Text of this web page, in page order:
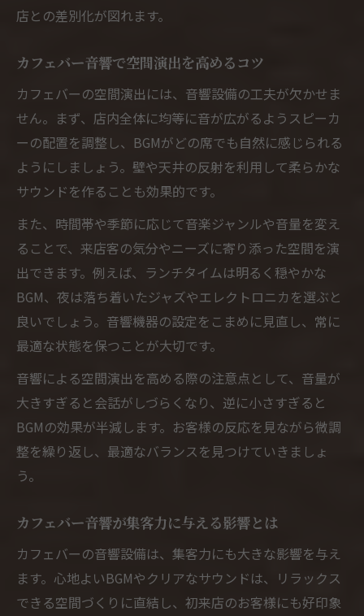
店との差別化が図れます。
カフェバー音響で空間演出を高めるコツ
カフェバーの空間演出には、音響設備の工夫が欠かせま
せん。まず、店内全体に均等に音が広がるようスピーカ
ーの配置を調整し、BGMがどの席でも自然に感じられる
ようにしましょう。壁や天井の反射を利用して柔らかな
サウンドを作ることも効果的です。
また、時間帯や季節に応じて音楽ジャンルや音量を変え
ることで、来店客の気分やニーズに寄り添った空間を演
出できます。例えば、ランチタイムは明るく穏やかな
BGM、夜は落ち着いたジャズやエレクトロニカを選ぶと
良いでしょう。音響機器の設定をこまめに見直し、常に
最適な状態を保つことが大切です。
音響による空間演出を高める際の注意点として、音量が
大きすぎると会話がしづらくなり、逆に小さすぎると
BGMの効果が半減します。お客様の反応を見ながら微調
整を繰り返し、最適なバランスを見つけていきましょ
う。
カフェバー音響が集客力に与える影響とは
カフェバーの音響設備は、集客力にも大きな影響を与え
ます。心地よいBGMやクリアなサウンドは、リラックス
できる空間づくりに直結し、初来店のお客様にも好印象